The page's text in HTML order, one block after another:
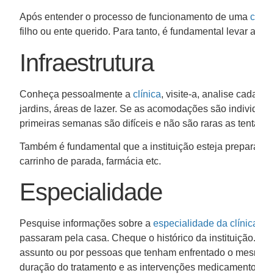
Após entender o processo de funcionamento de uma
filho ou ente querido. Para tanto, é fundamental levar
Infraestrutura
Conheça pessoalmente a clínica, visite-a, analise
jardins, áreas de lazer. Se as acomodações são
primeiras semanas são difíceis e não são raras as
Também é fundamental que a instituição esteja
carrinho de parada, farmácia etc.
Especialidade
Pesquise informações sobre a especialidade da
passaram pela casa. Cheque o histórico da
assunto ou por pessoas que tenham enfrentado o
duração do tratamento e as intervenções